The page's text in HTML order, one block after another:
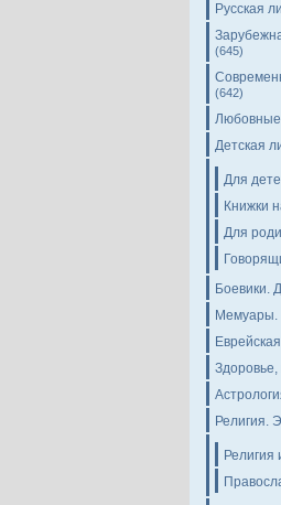
Русская
(645)
(642)
Детская
Для
Книжки
Для
Боевики.
Мемуары.
Религия.
Религия